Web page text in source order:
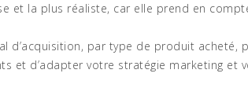
la plus réaliste, car elle prend en
d’acquisition, par type de produit
et d’adapter votre stratégie marketing et